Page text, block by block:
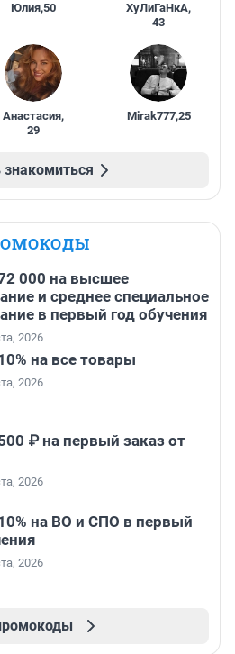
Юлия,50 ХуЛиГаНкА,
43
Анастасия,
29
Mirak777,25
знакомиться
000 на высшее
и среднее специальное
в первый год обучения
2026
на все товары
2026
₽ на первый заказ от
2026
на ВО и СПО в первый
2026